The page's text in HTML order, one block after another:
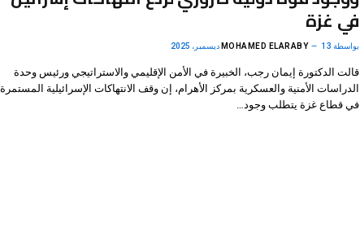
في غزة
بواسطة MOHAMED ELARABY 13 ديسمبر، 2025
قالت الدكتورة إيمان رجب، الخبيرة في الأمن الإقليمي والاستراتيجي ورئيس وحدة
الدراسات الأمنية والعسكرية بمركز الأهرام، إن وقف الانتهاكات الإسرائيلية المستمرة
في قطاع غزة يتطلب وجود…